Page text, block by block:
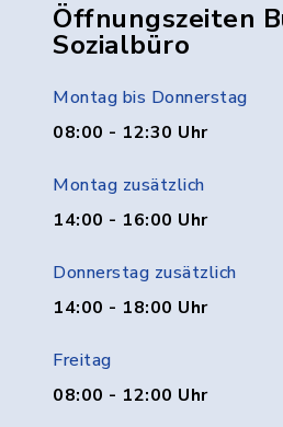
Öffnungszeiten
Sozialbüro
Montag bis Donnerstag
08:00 - 12:30 Uhr
Montag zusätzlich
14:00 - 16:00 Uhr
Donnerstag zusätzlich
14:00 - 18:00 Uhr
Freitag
08:00 - 12:00 Uhr